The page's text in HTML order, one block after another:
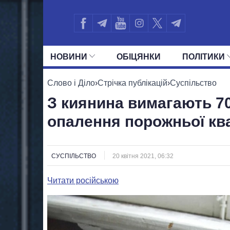
НОВИНИ ОБIЦЯНКИ ПОЛIТИКИ
УСІ ПОЛІТИКИ ПРЕЗИДЕНТ І ОФІС
Слово і Діло›Стрічка публікацій›Суспільство
З киянина вимагають
опалення порожньої
СУСПІЛЬСТВО 20 квітня 2021, 06:32
Читати російською